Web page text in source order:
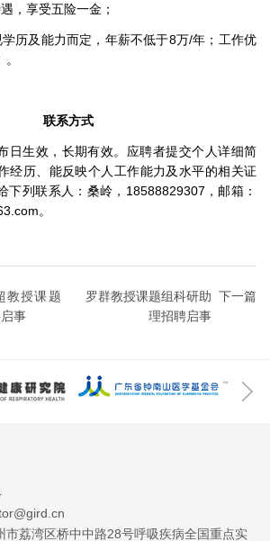
，享受五险一金；
历及能力而定，年薪不低于8万/年；工作优
联系方式
日生效，长期有效。应聘者提交个人详细简
经历、能反映个人工作能力及水平的相关证
下列联系人：桑岭，18588829307，邮箱：
。
教授课题
事
下一篇
罗群教授课题组科研助
理招聘启事
市荔湾区桥中中路28号呼吸疾病全国重点实